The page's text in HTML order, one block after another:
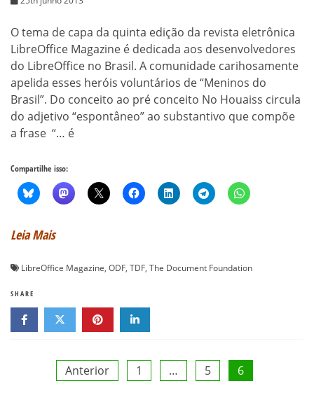
O tema de capa da quinta edição da revista eletrônica
LibreOffice Magazine é dedicada aos desenvolvedores
do LibreOffice no Brasil. A comunidade carihosamente
apelida esses heróis voluntários de “Meninos do
Brasil”. Do conceito ao pré conceito No Houaiss circula
do adjetivo “espontâneo” ao substantivo que compõe
a frase “… é
Compartilhe isso:
Leia Mais
LibreOffice Magazine, ODF, TDF, The Document Foundation
SHARE
Paginação
Anterior 1 … 5 6